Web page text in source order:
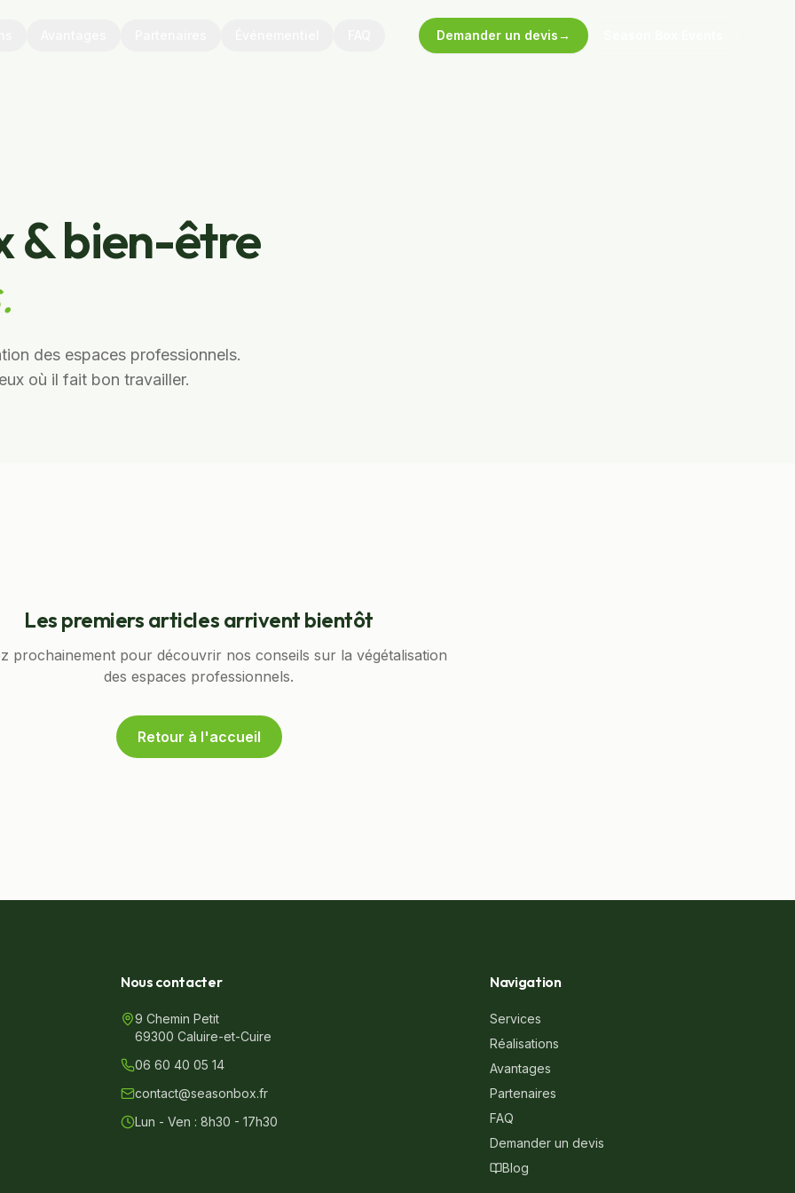
Demander un devis→
& bien-être
des espaces professionnels.
où il fait bon travailler.
Les premiers articles arrivent bientôt
prochainement pour découvrir nos conseils sur la végétalisation
des espaces professionnels.
Retour à l'accueil
Nous contacter
9 Chemin Petit
69300 Caluire-et-Cuire
06 60 40 05 14
contact@seasonbox.fr
Lun - Ven : 8h30 - 17h30
Navigation
Services
Réalisations
Avantages
Partenaires
FAQ
Demander un devis
Blog